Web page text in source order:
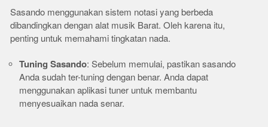
Sasando menggunakan sistem notasi yang berbeda
dibandingkan dengan alat musik Barat. Oleh karena itu,
penting untuk memahami tingkatan nada.
Tuning Sasando: Sebelum memulai, pastikan sasando
Anda sudah ter-tuning dengan benar. Anda dapat
menggunakan aplikasi tuner untuk membantu
menyesuaikan nada senar.